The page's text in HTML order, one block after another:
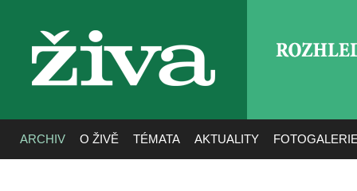
živa
ARCHIV O ŽIVĚ TÉMATA AKTUALITY